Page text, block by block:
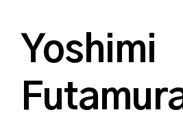
Yoshimi